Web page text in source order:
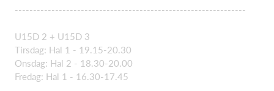
---------------------------------------------------------------
U15D 2 + U15D 3
Tirsdag: Hal 1 - 19.15-20.30
Onsdag: Hal 2 - 18.30-20.00
Fredag: Hal 1 - 16.30-17.45